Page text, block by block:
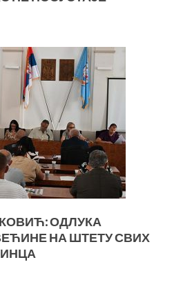
ОДЛУКА
НА ШТЕТУ СВИХ